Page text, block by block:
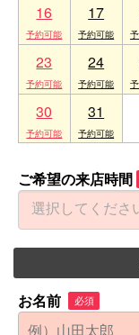
16 17
23 24
30 31
ご希望の来店時間
お名前 必須